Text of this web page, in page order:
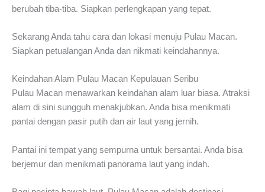
berubah tiba-tiba. Siapkan perlengkapan yang tepat.
Sekarang Anda tahu cara dan lokasi menuju Pulau Macan.
Siapkan petualangan Anda dan nikmati keindahannya.
Keindahan Alam Pulau Macan Kepulauan Seribu
Pulau Macan menawarkan keindahan alam luar biasa. Atraksi
alam di sini sungguh menakjubkan. Anda bisa menikmati
pantai dengan pasir putih dan air laut yang jernih.
Pantai ini tempat yang sempurna untuk bersantai. Anda bisa
berjemur dan menikmati panorama laut yang indah.